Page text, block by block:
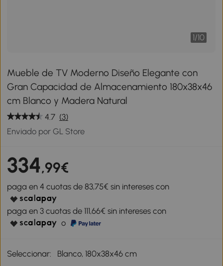
1/10
Mueble de TV Moderno Diseño Elegante con
Gran Capacidad de Almacenamiento 180x38x46
cm Blanco y Madera Natural
4.7 (3)
Enviado por GL Store
334,99€
paga en 4 cuotas de 83,75€ sin intereses con
paga en 3 cuotas de 111,66€ sin intereses con
o
Seleccionar: Blanco, 180x38x46 cm